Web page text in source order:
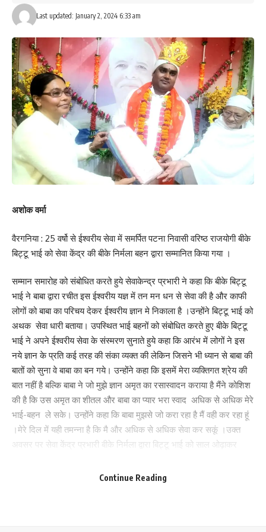
सिंह यादव तत्कालीन मुख्य मंत्री उतर प्रदेश ने कहा था कि परिंदा भी अयोध्या मे
पर नही मार सकेगा और कारसेवको ने सारी सुरक्षा को धत्ता बताते हुए अयोध्या मे ही
नही बल्की मंदिर परिसर मे घूसकर पूजा किया था और जरूरत पड़ने पर विरोधियो
का चैलेंज स्वीकारते हुए 1992 को सदा के लिए कलंकित ढांचा को भी नेसनाबूत
किया था आज वह खुशी का दिन आ गया है आप सभी 22 जनवरी के बाद अयोध्या
दर्शन के लिए जाए।
मौके पर सुरेश जी लालबाबू सिंह राजीव कुमार दीपू चौरसिया सोनू पाठक
सुबोध यादव हनुमान दूबे लालबाबू दूबे सुभाष गुप्ता आशुतोष कुमार राजू कुमार चंदन
सिंह संजय चौरसिया इत्यादि सैकड़ो कार्यकर्ता शामिल थे।
203
Love
0
Sad
0
Happy
0
Sleepy
0
Angry
0
Dead
0
Wink
0
Leave a review
Your email address will not be published. Required fields are marked
Your Rating
Last updated: January 2, 2024 6:33 am
अशोक वर्मा
वैरगनिया : 25 वर्षो से ईश्वरीय सेवा में समर्पित पटना निवासी वरिष्ठ राजयोगी बीके
बिट्टू भाई को सेवा केंद्र की बीके निर्मला बहन द्वारा सम्मानित किया गया ।
सम्मान समारोह को संबोधित करते हुये सेवाकेन्द्र प्रभारी ने कहा कि बीके बिट्टू
भाई ने बाबा द्वारा रचीत इस ईश्वरीय यज्ञ में तन मन धन से सेवा की है और काफी
लोगों को बाबा का परिचय देकर ईश्वरीय ज्ञान मे निकाला है ।उन्होंने बिट्टू भाई को
अथक सेवा धारी बताया। उपस्थित भाई बहनों को संबोधित करते हुए बीके बिट्टू
भाई ने अपने ईश्वरीय सेवा के संस्मरण सुनाते हुये कहा कि आरंभ में लोगों ने इस
नये ज्ञान के प्रति कई तरह की संका व्यक्त की लेकिन जिसने भी ध्यान से बाबा की
बातों को सुना वे बाबा का बन गये। उन्होंने कहा कि इसमें मेरा व्यक्तिगत श्रेय की
बात नहीं है बल्कि बाबा ने जो मुझे ज्ञान अमृत का रसास्वादन कराया है मैंने कोशिश
की है कि उस अमृत का शीतल और बाबा का प्यार भरा स्वाद अधिक से अधिक मेरे
भाई-बहन ले सके। उन्होंने कहा कि बाबा मुझसे जो करा रहा है मैं वही कर रहा हूं
।मेरे दिल में यही तमन्ना है कि मै और अधिक से अधिक सेवा कर सकूं ।उक्त
अवसर पर सेवा केंद्र प्रभारी बीके निर्मला द्वारा बिट्टू भाई को साल ओढ़ाकर
केंद्र प्रभारी ने उनके प्रति शुभकामनाएं व्यक्त करते हुये कहा कि ईश्वरीय सेवा
Continue Reading